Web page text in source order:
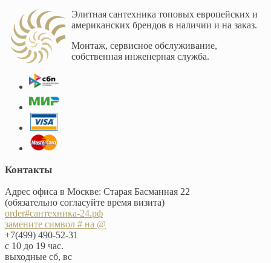
Элитная сантехника топовых европейских и
американских брендов в наличии и на заказ.
Монтаж, сервисное обслуживание,
собственная инженерная служба.
Контакты
Адрес офиса в Москве: Старая Басманная 22
(обязательно согласуйте время визита)
order#сантехника-24.рф
замените символ # на @
+7(499) 490-52-31
с 10 до 19 час.
выходные сб, вс